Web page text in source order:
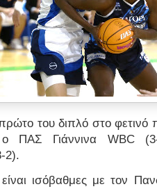
του διπλό στο φετινό
ΠΑΣ Γιάννινα WBC
2).
ισόβαθμες με τον